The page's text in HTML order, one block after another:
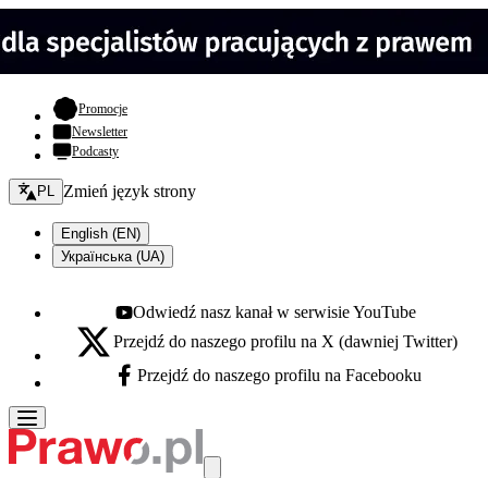
Promocje- otwiera się w nowej karcie
Newsletter
Podcasty
Zmień język - bieżący:
PL Zmień język strony
English (EN)
Українська (UA)
Youtube - otwiera się w nowej karcie
Odwiedź nasz kanał w serwisie YouTube
X - otwiera się w nowej karcie
Przejdź do naszego profilu na X (dawniej Twitter)
Facebook - otwiera się w nowej karcie
Przejdź do naszego profilu na Facebooku